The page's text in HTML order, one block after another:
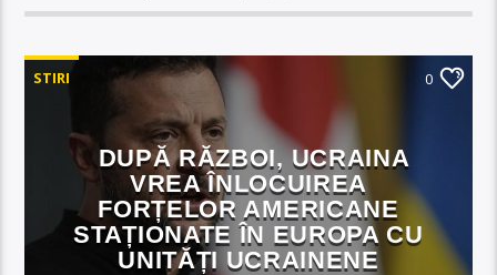
STIRI 0
DUPĂ RĂZBOI, UCRAINA
VREA ÎNLOCUIREA
FORȚELOR AMERICANE
STAȚIONATE ÎN EUROPA CU
UNITĂȚI UCRAINENE